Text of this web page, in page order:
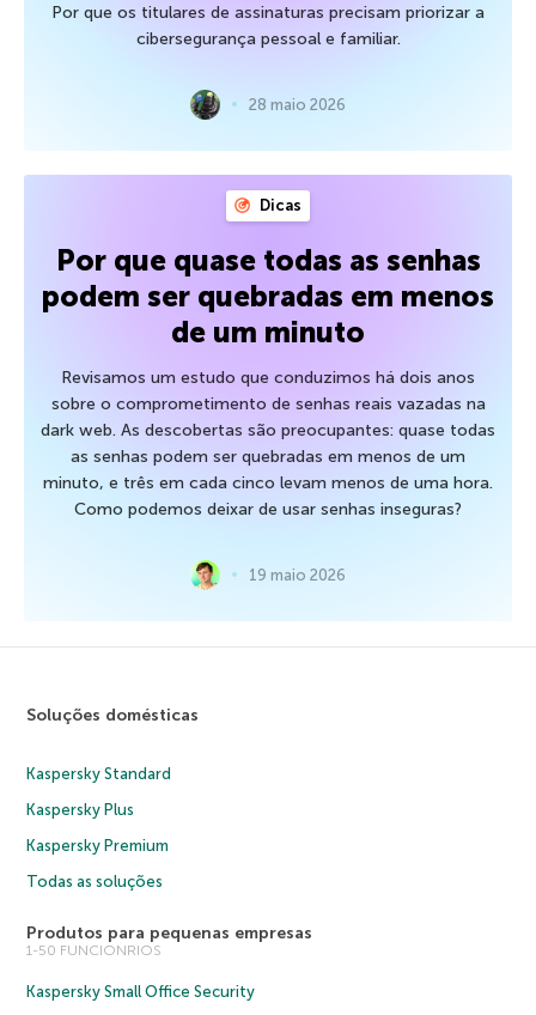
Por que os titulares de assinaturas precisam priorizar a
cibersegurança pessoal e familiar.
28 maio 2026
Dicas
Por que quase todas as senhas
podem ser quebradas em menos
de um minuto
Revisamos um estudo que conduzimos há dois anos
sobre o comprometimento de senhas reais vazadas na
dark web. As descobertas são preocupantes: quase todas
as senhas podem ser quebradas em menos de um
minuto, e três em cada cinco levam menos de uma hora.
Como podemos deixar de usar senhas inseguras?
19 maio 2026
Soluções domésticas
Kaspersky Standard
Kaspersky Plus
Kaspersky Premium
Todas as soluções
Produtos para pequenas empresas
1-50 FUNCIONRIOS
Kaspersky Small Office Security